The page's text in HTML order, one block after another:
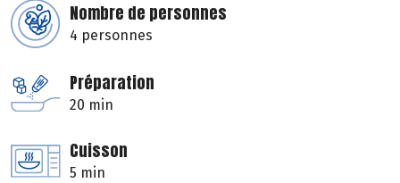
Nombre de personnes
4 personnes
Préparation
20 min
Cuisson
5 min